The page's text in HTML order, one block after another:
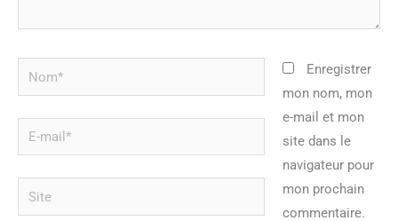
Nom*
mail*
Site
Enregistrer
mon nom, mon
e-mail et mon
site dans le
navigateur pour
mon prochain
commentaire.